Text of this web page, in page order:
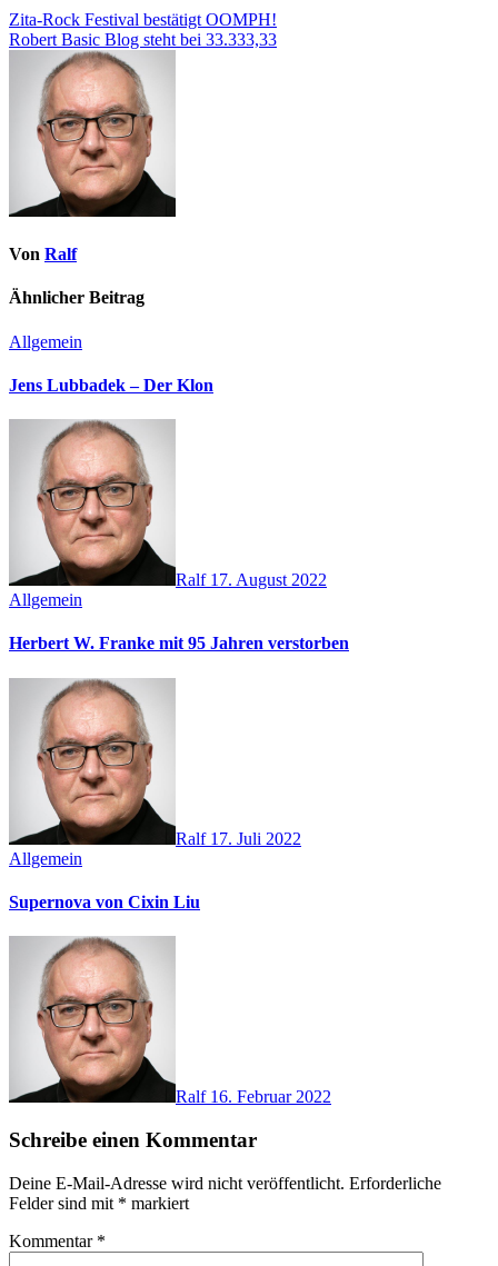
Zita-Rock Festival bestätigt OOMPH!
Robert Basic Blog steht bei 33.333,33
Von Ralf
Ähnlicher Beitrag
Allgemein
Jens Lubbadek – Der Klon
Ralf 17. August 2022
Allgemein
Herbert W. Franke mit 95 Jahren verstorben
Ralf 17. Juli 2022
Allgemein
Supernova von Cixin Liu
Ralf 16. Februar 2022
Schreibe einen Kommentar
Deine E-Mail-Adresse wird nicht veröffentlicht. Erforderliche
Felder sind mit * markiert
Kommentar *